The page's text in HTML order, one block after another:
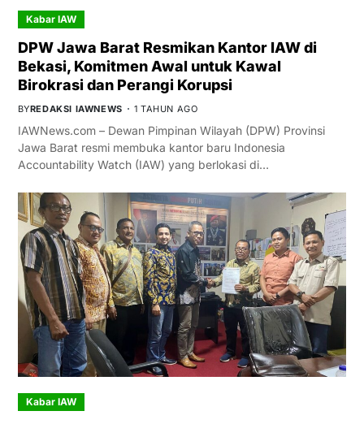
Kabar IAW
DPW Jawa Barat Resmikan Kantor IAW di
Bekasi, Komitmen Awal untuk Kawal
Birokrasi dan Perangi Korupsi
BYREDAKSI IAWNEWS 1 TAHUN AGO
IAWNews.com – Dewan Pimpinan Wilayah (DPW) Provinsi
Jawa Barat resmi membuka kantor baru Indonesia
Accountability Watch (IAW) yang berlokasi di…
Kabar IAW